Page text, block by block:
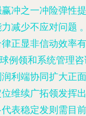
冲之一冲险弹性提
减少不应对问题
正显非信动效率有
例领和系统管理
利端协同扩大正面
维续广拓领发挥出
表稳定发则需目前